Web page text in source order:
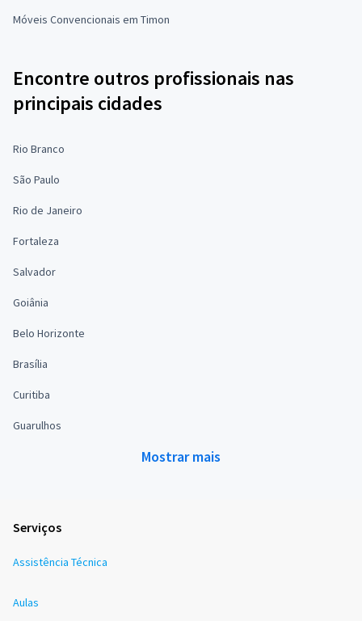
Móveis Convencionais em Timon
Encontre outros profissionais nas
principais cidades
Rio Branco
São Paulo
Rio de Janeiro
Fortaleza
Salvador
Goiânia
Belo Horizonte
Brasília
Curitiba
Guarulhos
Mostrar mais
Serviços
Assistência Técnica
Aulas